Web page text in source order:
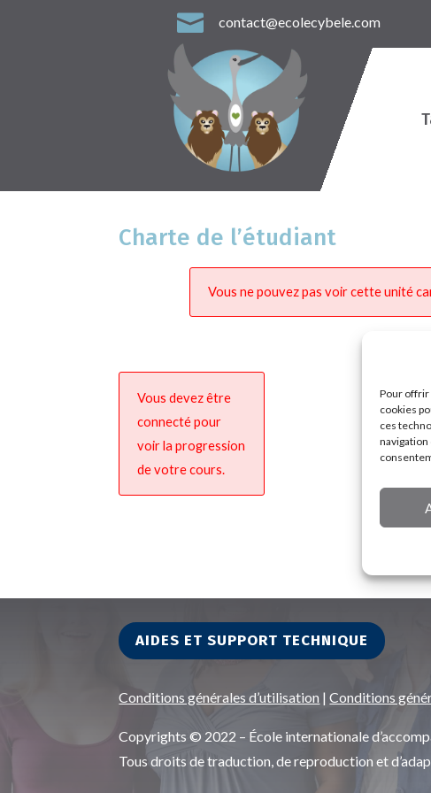
Pour offrir
cookies
ces
navigation
 contact@ecolecybele.com
Charte de l’étudiant
Vous ne pouvez pas voir cette unité
Vous devez être
connecté pour
voir la progression
de votre cours.
AIDES ET SUPPORT TECHNIQUE
Conditions générales d’utilisation | Conditions
Copyrights © 2022 – École internationale
Tous droits de traduction, de reproduction et